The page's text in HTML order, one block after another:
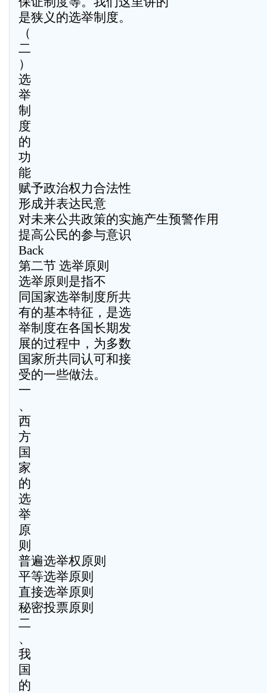
是狭义的选举制度。
（
二
）
选
举
制
度
的
功
能
赋予政治权力合法性
形成并表达民意
对未来公共政策的实施产生预警作用
提高公民的参与意识
Back
第二节 选举原则
选举原则是指不
同国家选举制度所共
有的基本特征，是选
举制度在各国长期发
展的过程中，为多数
国家所共同认可和接
受的一些做法。
一
、
西
方
国
家
的
选
举
原
则
普遍选举权原则
平等选举原则
直接选举原则
秘密投票原则
二
、
我
国
的